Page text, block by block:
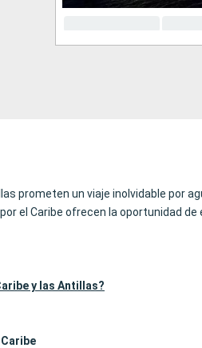
prometen un viaje inolvidable por
el Caribe ofrecen la oportunidad
y las Antillas?